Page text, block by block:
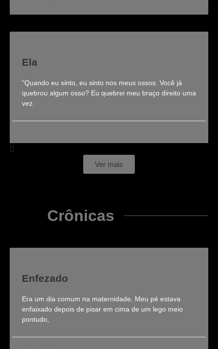
Ela
“Quando eu sinto, eu sinto nos meus ossos. Você já
quebrou algum osso? Eu quebrei meu braço direito uma
vez.
Ver mais
Crônicas
Enfezado
Era um dia comum na maternidade. Meu pé estava
enfaixado depois de pisar em cima de um lego meio
pontudo,